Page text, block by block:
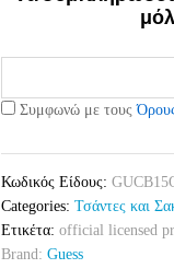
Συμφωνώ με τους
Κωδικός Είδους:
Categories: Τσάντες και
Ετικέτα: official licensed
Brand: Guess